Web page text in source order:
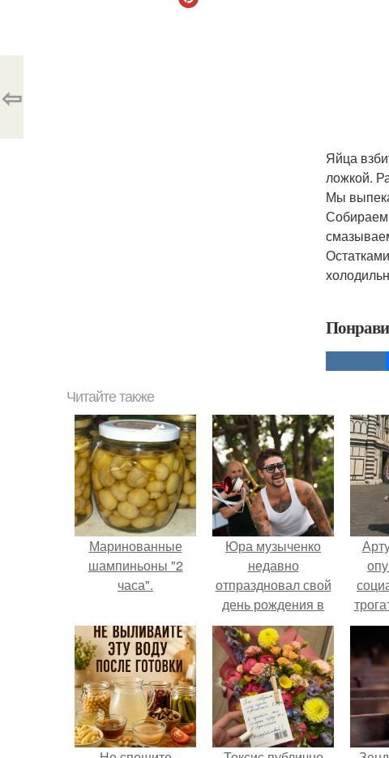
Яйца
ложкой.
Мы
Собираем
⇦
Читайте также
Маринованные
шампиньоны "2
часа".
Юра музыченко
недавно
отпраздновал свой
день рождения в
кругу самых
близких и родных
людей.